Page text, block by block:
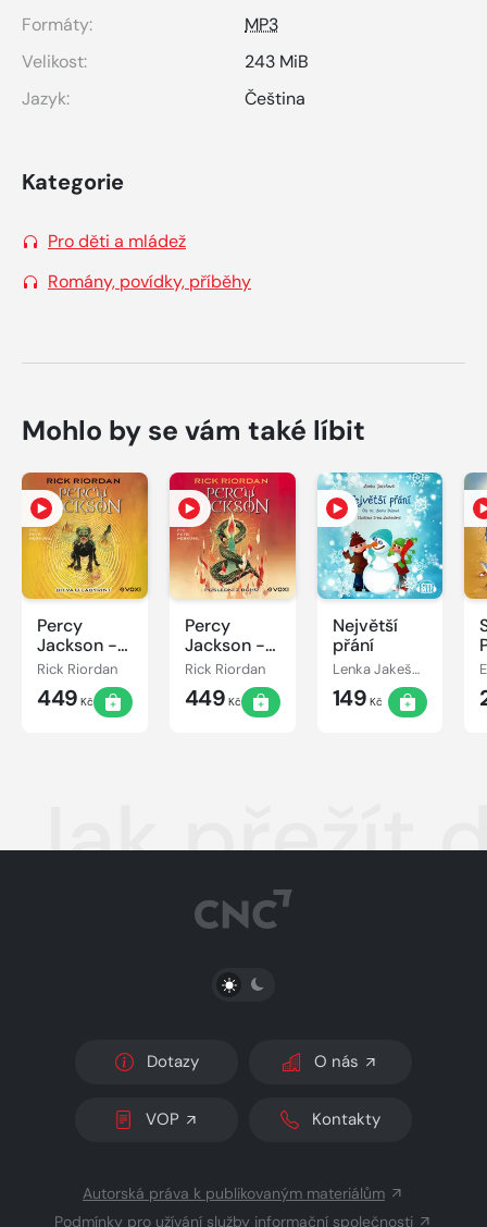
Formáty:
MP3
Velikost:
243 MiB
Jazyk:
Čeština
Kategorie
Pro děti a mládež
Romány, povídky, příběhy
Mohlo by se vám také líbit
Percy
Jackson -
Bitva o
labyrint
Rick Riordan
449 Kč
Percy
Jackson -
Poslední z
bohů
Rick Riordan
449 Kč
Největší
přání
Lenka Jakešová
149 Kč
Jak přežít
PŘEPNOUT SVĚTLÝ/TMAVÝ REŽIM
Dotazy O nás
VOP Kontakty
Autorská práva k publikovaným materiálům
Podmínky pro užívání služby informační společnosti